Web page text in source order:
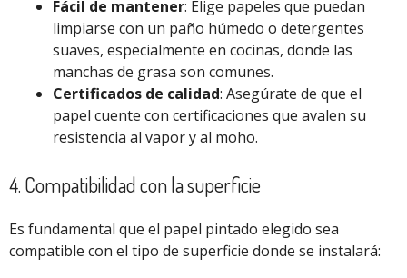
Fácil de mantener: Elige papeles que puedan
limpiarse con un paño húmedo o detergentes
suaves, especialmente en cocinas, donde las
manchas de grasa son comunes.
Certificados de calidad: Asegúrate de que el
papel cuente con certificaciones que avalen su
resistencia al vapor y al moho.
4. Compatibilidad con la superficie
Es fundamental que el papel pintado elegido sea
compatible con el tipo de superficie donde se instalará: